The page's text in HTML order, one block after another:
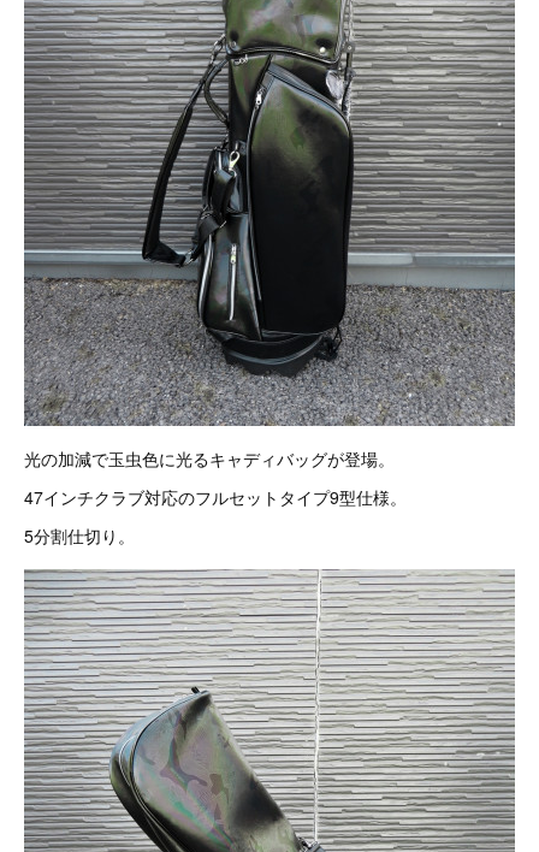
光の加減で玉虫色に光るキャディバッグが登場。
47インチクラブ対応のフルセットタイプ9型仕様。
5分割仕切り。